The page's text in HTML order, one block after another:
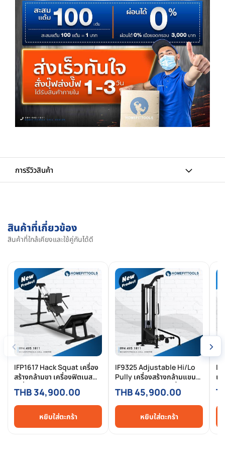
การรีวิวสินค้า
สินค้าที่เกี่ยวข้อง
สินค้าที่ใกล้เคียงและใช้คู่กันได้ดี
‹
IFP1617 Hack Squat เครื่อง
สร้างกล้ามขา เครื่องฟิตเนส
Impulse - Homefittools
THB 34,900.00
หยิบใส่ตะกร้า
IF9325 Adjustable Hi/Lo
Pully เครื่องสร้างกล้ามแขนขา
160/200 lbs เครื่องฟิตเนส
โฮมยิม แบรนด์ Impulse
Homefittools
THB 45,900.00
หยิบใส่ตะกร้า
เ
›